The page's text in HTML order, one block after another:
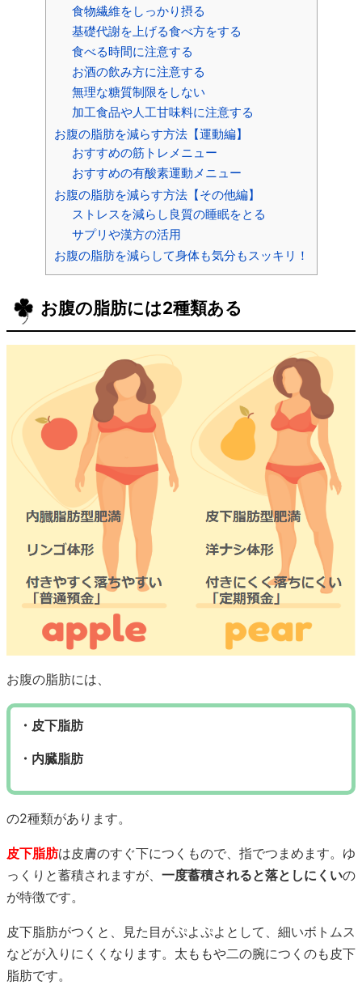
食物繊維をしっかり摂る
基礎代謝を上げる食べ方をする
食べる時間に注意する
お酒の飲み方に注意する
無理な糖質制限をしない
加工食品や人工甘味料に注意する
お腹の脂肪を減らす方法【運動編】
おすすめの筋トレメニュー
おすすめの有酸素運動メニュー
お腹の脂肪を減らす方法【その他編】
ストレスを減らし良質の睡眠をとる
サプリや漢方の活用
お腹の脂肪を減らして身体も気分もスッキリ！
お腹の脂肪には2種類ある
お腹の脂肪には、
・皮下脂肪
・内臓脂肪
の2種類があります。
皮下脂肪は皮膚のすぐ下につくもので、指でつまめます。ゆ
っくりと蓄積されますが、 一度蓄積されると落としにくいの
が特徴です。
皮下脂肪がつくと、見た目がぷよぷよとして、細いボトムス
などが入りにくくなります。太ももや二の腕につくのも皮下
脂肪です。